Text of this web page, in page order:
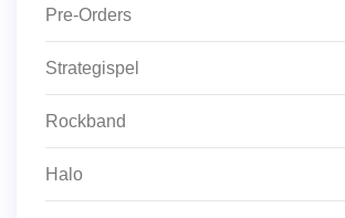
Pre-Orders
Strategispel
Rockband
Halo